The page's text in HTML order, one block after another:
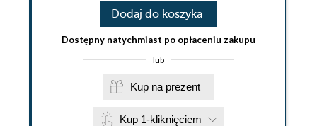
Dodaj do koszyka
Dostępny natychmiast po opłaceniu zakupu
lub
Kup na prezent
Kup 1-kliknięciem